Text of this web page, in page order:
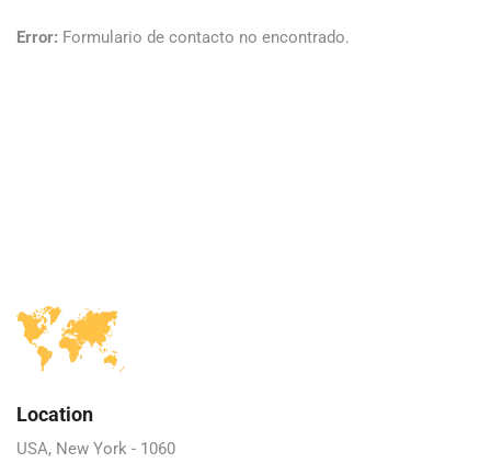
Error: Formulario de contacto no encontrado.
Location
USA, New York - 1060